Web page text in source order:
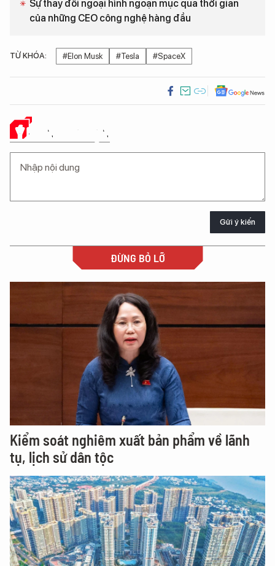
Sự thay đổi ngoại hình ngoạn mục qua thời gian
của những CEO công nghệ hàng đầu
TỪ KHÓA: #Elon Musk #Tesla #SpaceX
Ý KIẾN CỦA BẠN
Gửi ý kiến
ĐỪNG BỎ LỠ
Kiểm soát nghiêm xuất bản phẩm về lãnh
tụ, lịch sử dân tộc